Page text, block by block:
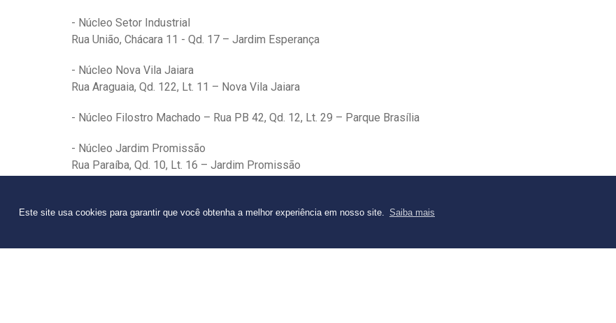
Este site usa cookies para garantir que você obtenha a melhor experiência em nosso site. Saiba mais
- Núcleo Setor Industrial
Rua União, Chácara 11 - Qd. 17 – Jardim Esperança
- Núcleo Nova Vila Jaiara
Rua Araguaia, Qd. 122, Lt. 11 – Nova Vila Jaiara
- Núcleo Filostro Machado – Rua PB 42, Qd. 12, Lt. 29 – Parque Brasília
- Núcleo Jardim Promissão
Rua Paraíba, Qd. 10, Lt. 16 – Jardim Promissão